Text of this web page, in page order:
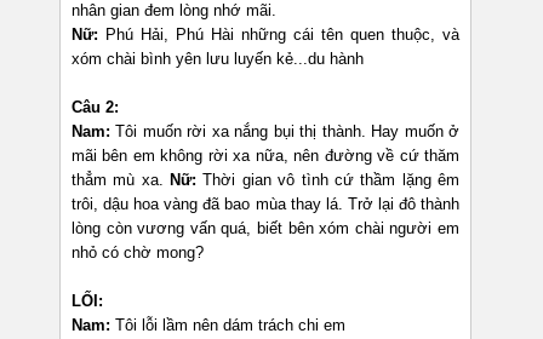
nhân gian đem lòng nhớ mãi.
Nữ: Phú Hải, Phú Hài những cái tên quen thuộc, và
xóm chài bình yên lưu luyến kẻ...du hành
Câu 2:
Nam:Tôi muốn rời xa nắng bụi thị thành. Hay muốn ở
mãi bên em không rời xa nữa, nên đường về cứ thăm
thẳm mù xa. Nữ:Thời gian vô tình cứ thầm lặng êm
trôi, dậu hoa vàng đã bao mùa thay lá. Trở lại đô thành
lòng còn vương vấn quá, biết bên xóm chài người em
nhỏ có chờ mong?
LỐI:
Nam: Tôi lỗi lầm nên dám trách chi em